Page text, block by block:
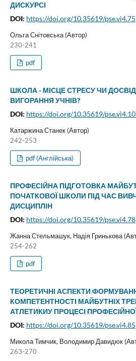
ДИСКУРСІ
DOI: https://doi.org/10.35619/pse.vi4.75
Ольга Снітовська (Автор)
230-241
pdf
ШКОЛА - МІСЦЕ СТРЕСУ ЧИ
ВИГОРАННЯ УЧНІВ?
DOI: https://doi.org/10.35619/
Катаржина Станек (Автор)
242-253
pdf (Англійська)
ПРОФЕСІЙНА ПІДГОТОВКА
ПОЧАТКОВОЇ ШКОЛИ ПІД ЧАС
ДИСЦИПЛІН
DOI: https://doi.org/10.35619/pse.vi4.78
Жанна Стельмашук, Надія Гринькова
254-262
pdf
ТЕОРЕТИЧНІ АСПЕКТИ
КОМПЕТЕНТНОСТІ МАЙБУТНІХ
АТЛЕТИКИУ ПРОЦЕСІ
DOI: https://doi.org/10.35619/pse.vi4.85
Микола Тимчик, Володимир Давидюк
263-270